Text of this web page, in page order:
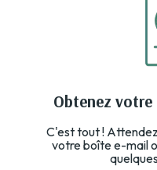
Obtenez votre
C'est tout !
votre boîte e-mail